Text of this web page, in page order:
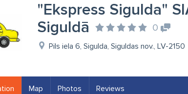
"Ekspress Sigulda"
Siguldā
0
Pils iela 6, Sigulda, Siguldas nov., LV-2150
Map Photos Reviews